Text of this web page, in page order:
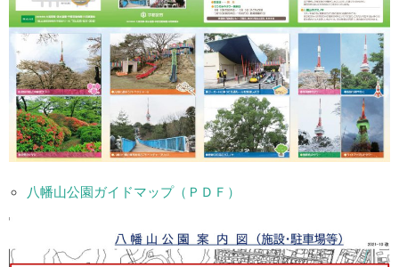
八幡山公園ガイドマップ（ＰＤＦ）